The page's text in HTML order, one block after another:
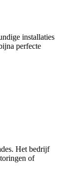
installaties
perfecte
Het bedrijf
of